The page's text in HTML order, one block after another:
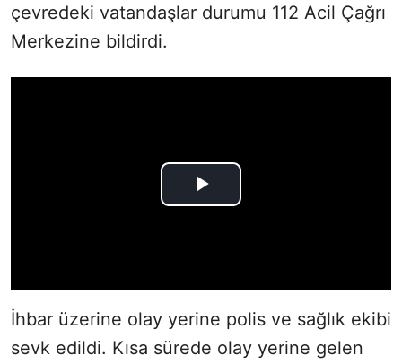
çevredeki vatandaşlar durumu 112 Acil Çağrı
Merkezine bildirdi.
İhbar üzerine olay yerine polis ve sağlık ekibi
sevk edildi. Kısa sürede olay yerine gelen